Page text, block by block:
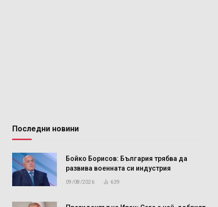
Последни новини
Бойко Борисов: България трябва да
развива военната си индустрия
09/08/2026 639